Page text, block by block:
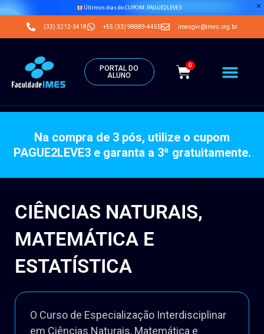
Últimos dias do CUPOM: PAGUE2LEVE3
(33) 3212-3418 +55 (33) 98889-4455 imesgvr@imes.org.br
PORTAL DO
ALUNO
0
Na compra de 3 pós, utilize o cupom
PAGUE2LEVE3 e garanta a 3ª gratuitamente.
CIÊNCIAS NATURAIS,
MATEMÁTICA E
ESTATÍSTICA
O Curso de Especialização Interdisciplinar
em Ciências Naturais, Matemática e